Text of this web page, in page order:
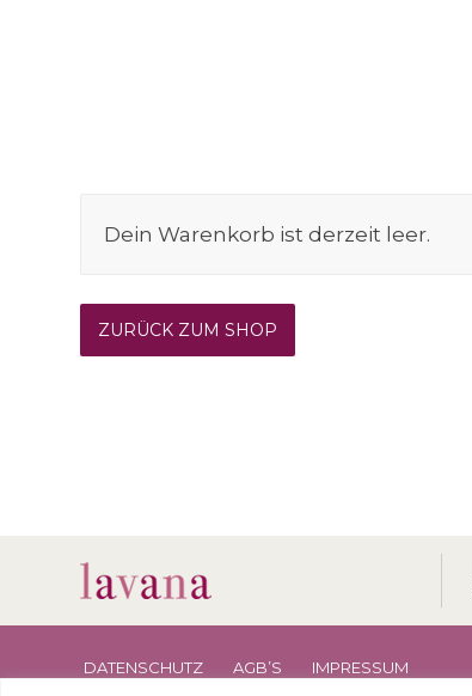
Dein Warenkorb ist derzeit leer.
ZURÜCK ZUM SHOP
DATENSCHUTZ AGB’S IMPRESSUM